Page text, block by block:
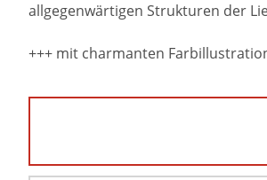
allgegenwärtigen Strukturen der
+++ mit charmanten